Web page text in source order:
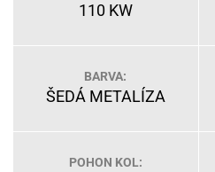
110 KW
BARVA:
ŠEDÁ METALÍZA
POHON KOL: